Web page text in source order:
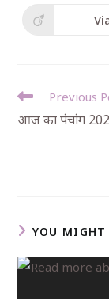
Previous
आज का पंचांग
YOU MIGHT